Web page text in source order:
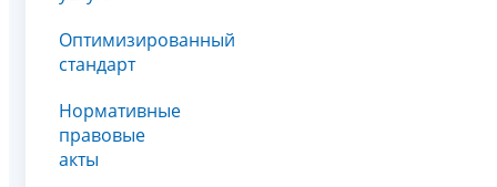
Оптимизированный
стандарт
Нормативные
правовые
акты